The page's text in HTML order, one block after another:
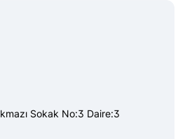
Sokak No:3 Daire:3